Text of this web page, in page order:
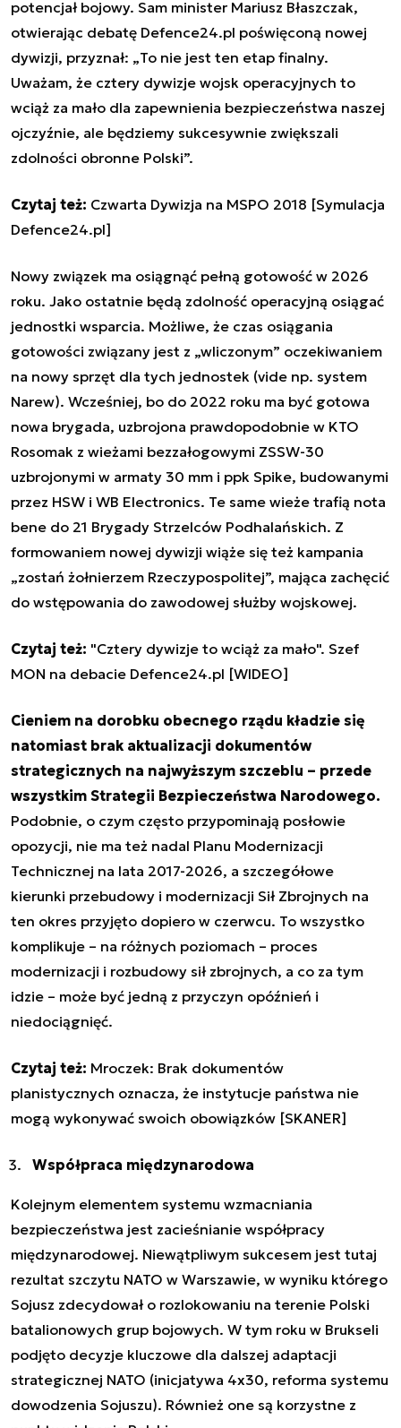
potencjał bojowy. Sam minister Mariusz Błaszczak,
otwierając debatę Defence24.pl poświęconą nowej
dywizji, przyznał: „To nie jest ten etap finalny.
Uważam, że cztery dywizje wojsk operacyjnych to
wciąż za mało dla zapewnienia bezpieczeństwa naszej
ojczyźnie, ale będziemy sukcesywnie zwiększali
zdolności obronne Polski”.
Czytaj też: Czwarta Dywizja na MSPO 2018 [Symulacja
Defence24.pl]
Nowy związek ma osiągnąć pełną gotowość w 2026
roku. Jako ostatnie będą zdolność operacyjną osiągać
jednostki wsparcia. Możliwe, że czas osiągania
gotowości związany jest z „wliczonym” oczekiwaniem
na nowy sprzęt dla tych jednostek (vide np. system
Narew). Wcześniej, bo do 2022 roku ma być gotowa
nowa brygada, uzbrojona prawdopodobnie w KTO
Rosomak z wieżami bezzałogowymi ZSSW-30
uzbrojonymi w armaty 30 mm i ppk Spike, budowanymi
przez HSW i WB Electronics. Te same wieże trafią nota
bene do 21 Brygady Strzelców Podhalańskich. Z
formowaniem nowej dywizji wiąże się też kampania
„zostań żołnierzem Rzeczypospolitej”, mająca zachęcić
do wstępowania do zawodowej służby wojskowej.
Czytaj też: "Cztery dywizje to wciąż za mało". Szef
MON na debacie Defence24.pl [WIDEO]
Cieniem na dorobku obecnego rządu kładzie się
natomiast brak aktualizacji dokumentów
strategicznych na najwyższym szczeblu – przede
wszystkim Strategii Bezpieczeństwa Narodowego.
Podobnie, o czym często przypominają posłowie
opozycji, nie ma też nadal Planu Modernizacji
Technicznej na lata 2017-2026, a szczegółowe
kierunki przebudowy i modernizacji Sił Zbrojnych na
ten okres przyjęto dopiero w czerwcu. To wszystko
komplikuje – na różnych poziomach – proces
modernizacji i rozbudowy sił zbrojnych, a co za tym
idzie – może być jedną z przyczyn opóźnień i
niedociągnięć.
Czytaj też: Mroczek: Brak dokumentów
planistycznych oznacza, że instytucje państwa nie
mogą wykonywać swoich obowiązków [SKANER]
Współpraca międzynarodowa
Kolejnym elementem systemu wzmacniania
bezpieczeństwa jest zacieśnianie współpracy
międzynarodowej. Niewątpliwym sukcesem jest tutaj
rezultat szczytu NATO w Warszawie, w wyniku którego
Sojusz zdecydował o rozlokowaniu na terenie Polski
batalionowych grup bojowych. W tym roku w Brukseli
podjęto decyzje kluczowe dla dalszej adaptacji
strategicznej NATO (inicjatywa 4x30, reforma systemu
dowodzenia Sojuszu). Również one są korzystne z